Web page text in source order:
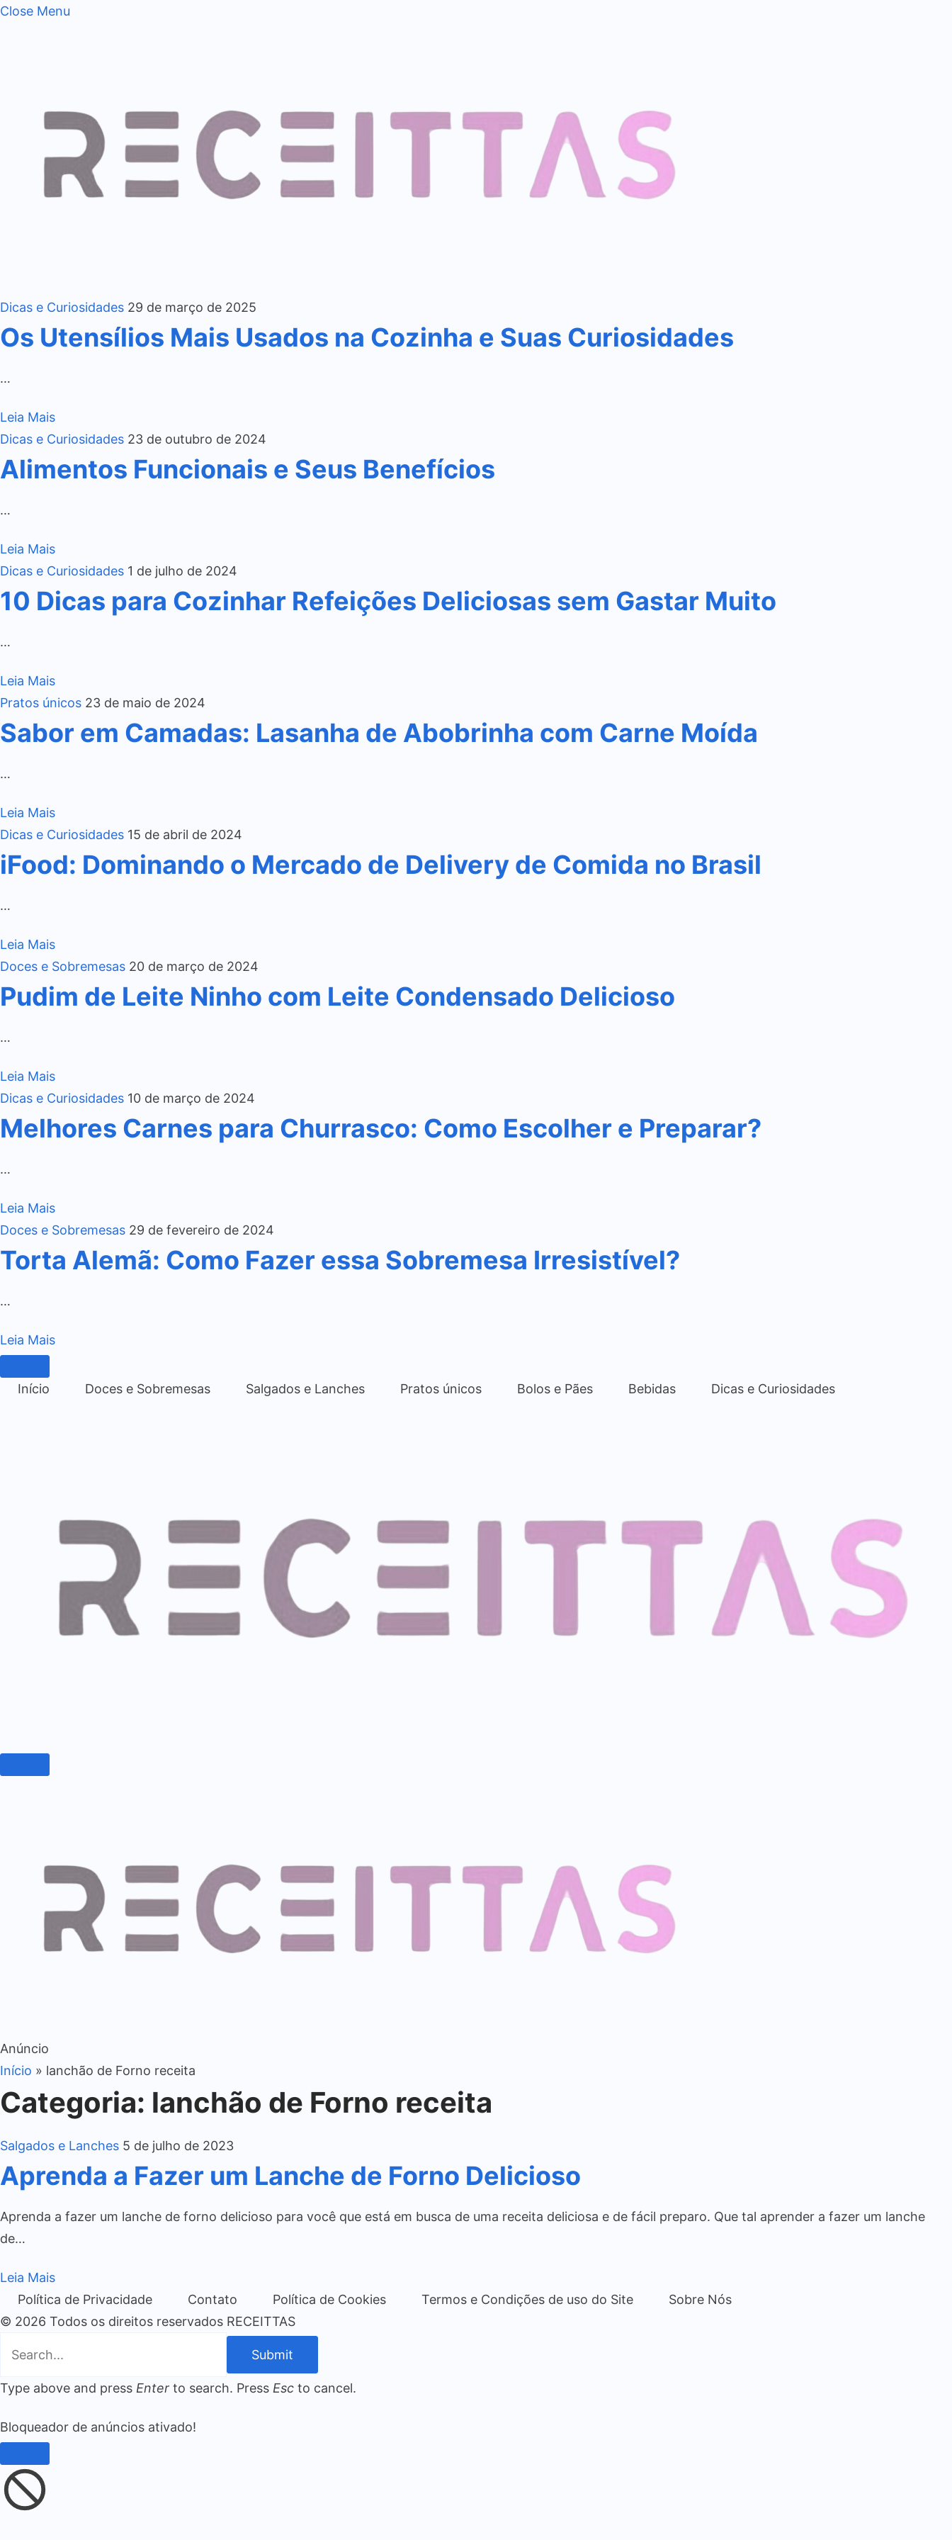
Close Menu
Dicas e Curiosidades 29 de março de 2025
Os Utensílios Mais Usados na Cozinha e Suas Curiosidades
…
Leia Mais
Dicas e Curiosidades 23 de outubro de 2024
Alimentos Funcionais e Seus Benefícios
…
Leia Mais
Dicas e Curiosidades 1 de julho de 2024
10 Dicas para Cozinhar Refeições Deliciosas sem Gastar Muito
…
Leia Mais
Pratos únicos 23 de maio de 2024
Sabor em Camadas: Lasanha de Abobrinha com Carne Moída
…
Leia Mais
Dicas e Curiosidades 15 de abril de 2024
iFood: Dominando o Mercado de Delivery de Comida no Brasil
…
Leia Mais
Doces e Sobremesas 20 de março de 2024
Pudim de Leite Ninho com Leite Condensado Delicioso
…
Leia Mais
Dicas e Curiosidades 10 de março de 2024
Melhores Carnes para Churrasco: Como Escolher e Preparar?
…
Leia Mais
Doces e Sobremesas 29 de fevereiro de 2024
Torta Alemã: Como Fazer essa Sobremesa Irresistível?
…
Leia Mais
Início Doces e Sobremesas Salgados e Lanches Pratos únicos Bolos e Pães Bebidas Dicas e Curiosidades
Anúncio
Início » lanchão de Forno receita
Categoria: lanchão de Forno receita
Salgados e Lanches 5 de julho de 2023
Aprenda a Fazer um Lanche de Forno Delicioso
Aprenda a fazer um lanche de forno delicioso para você que está em busca de uma receita deliciosa e de fácil preparo. Que tal aprender a fazer um lanche
de…
Leia Mais
Política de Privacidade
Contato Política de Cookies Termos e Condições de uso do Site
Sobre Nós
© 2026 Todos os direitos reservados RECEITTAS
Submit
Type above and press Enter to search. Press Esc to cancel.
Bloqueador de anúncios ativado!